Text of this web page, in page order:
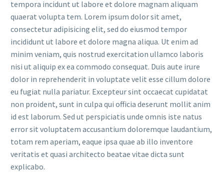
tempora incidunt ut labore et dolore magnam aliquam
quaerat volupta tem. Lorem ipsum dolor sit amet,
consectetur adipisicing elit, sed do eiusmod tempor
incididunt ut labore et dolore magna aliqua. Ut enim ad
minim veniam, quis nostrud exercitation ullamco laboris
nisi ut aliquip ex ea commodo consequat. Duis aute irure
dolor in reprehenderit in voluptate velit esse cillum dolore
eu fugiat nulla pariatur. Excepteur sint occaecat cupidatat
non proident, sunt in culpa qui officia deserunt mollit anim
id est laborum. Sed ut perspiciatis unde omnis iste natus
error sit voluptatem accusantium doloremque laudantium,
totam rem aperiam, eaque ipsa quae ab illo inventore
veritatis et quasi architecto beatae vitae dicta sunt
explicabo.